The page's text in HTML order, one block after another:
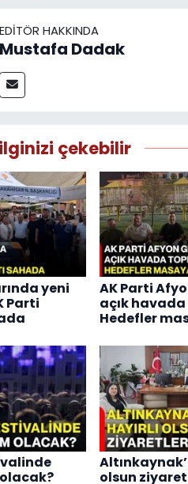
EDITÖR HAKKINDA
Mustafa Dadak
çekebilir
yeni
Parti
AK Parti
açık
Hedefler
olsun